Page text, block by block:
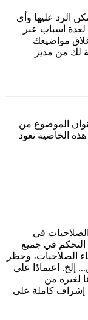
الرد عليها وأي
لعدة أسباب عبر
مواضيعك
لك من مدير
الموضوع من
هذه الخاصية تعود
في
التحكم في جميع
الصلاحيات، وحظر
إلخ. اعتمادًا على
لغيره من
إشراف كاملة على